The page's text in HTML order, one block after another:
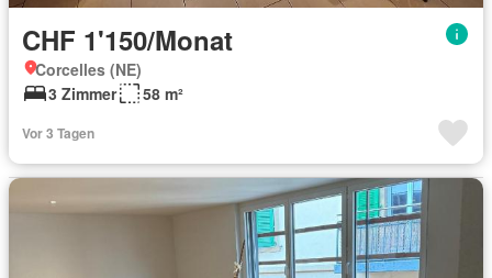
CHF 1'150/Monat
Corcelles (NE)
3 Zimmer
58 m²
Vor 3 Tagen